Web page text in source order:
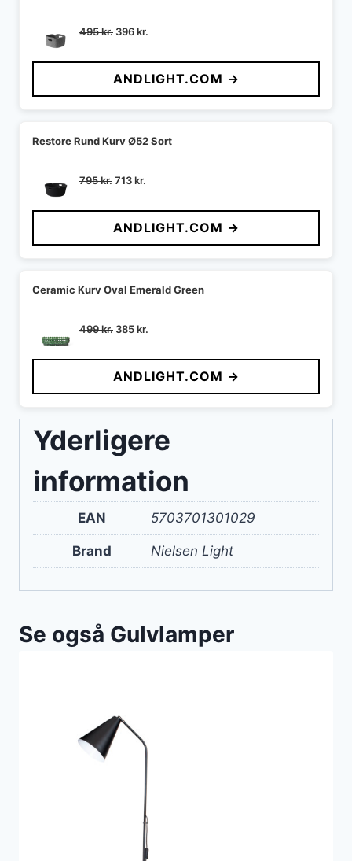
495kr. Den
pris
var:
495 kr..
396kr.
pris
er:
396 kr..
ANDLIGHT.COM →
Restore Rund Kurv Ø52 Sort
795kr.Den
pris
var:
795 kr..
713kr.
pris
er:
713 kr..
ANDLIGHT.COM →
Ceramic Kurv Oval Emerald Green
499kr. Den
pris
var:
499 kr..
385kr.
pris
er:
385 kr..
ANDLIGHT.COM →
Yderligere
information
EAN 5703701301029
Brand Nielsen Light
Se også Gulvlamper